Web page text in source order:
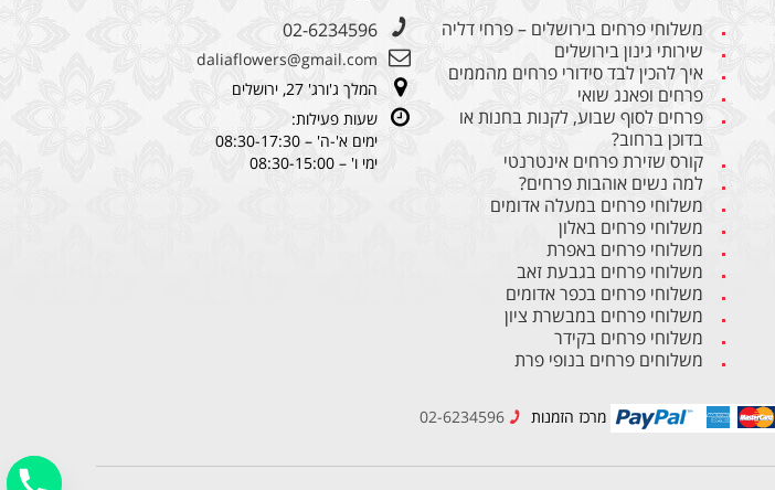
משלוחי פרחים בירושלים – פרחי דליה
שירותי גינון בירושלים
איך להכין לבד סידורי פרחים מהממים
פרחים ופאנג שואי
פרחים לסוף שבוע, לקנות בחנות או
בדוכן ברחוב?
קורס שזירת פרחים אינטרנטי
למה נשים אוהבות פרחים?
משלוחי פרחים במעלה אדומים
משלוחי פרחים באלון
משלוחי פרחים באפרת
משלוחי פרחים בגבעת זאב
משלוחי פרחים בכפר אדומים
משלוחי פרחים במבשרת ציון
משלוחי פרחים בקידר
משלוחים פרחים בנופי פרת
02-6234596
daliaflowers@gmail.com
המלך ג'ורג' 27, ירושלים
שעות פעילות:
ימים א'-ה' – 08:30-17:30
ימי ו' – 08:30-15:00
מרכז הזמנות 02-6234596